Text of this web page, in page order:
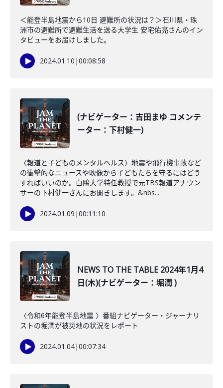
＜能登半島地震から10日 避難所の状況は？＞石川県・珠
洲市の避難所で避難生活を送る大学生 安宅佑亮さんのイン
タビューをお届けしました。
2024.01.10 |00:08:58
(ナビゲーター：吉田まゆ コメンテ
ーター：下村健一)
〈報道と子どものメンタルヘルス〉地震や飛行機事故など
の衝撃的なニュースや映像から子どもたちを守るにはどう
すればいいのか。白鴎大学特任教授で元TBS報道アナウン
サーの下村健一さんにお聞きします。&nbs...
2024.01.09 |00:11:10
NEWS TO THE TABLE 2024年1月4
日(木)(ナビゲーター：堀潤 )
〈令和6年能登半島地震 〉番組ナビゲーター・ジャーナリ
ストの堀潤が被災地の状況をレポート
2024.01.04|00:07:34